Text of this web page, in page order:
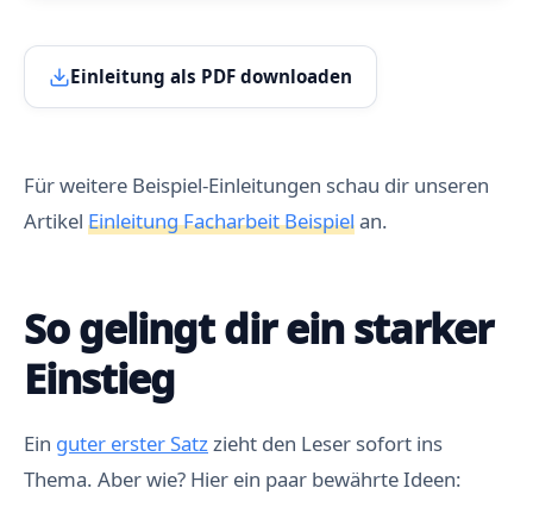
Einleitung als PDF downloaden
Für weitere Beispiel-Einleitungen schau dir unseren
Artikel Einleitung Facharbeit Beispielan.
So gelingt dir ein starker
Einstieg
Ein guter erster Satzzieht den Leser sofort ins
Thema. Aber wie? Hier ein paar bewährte Ideen: